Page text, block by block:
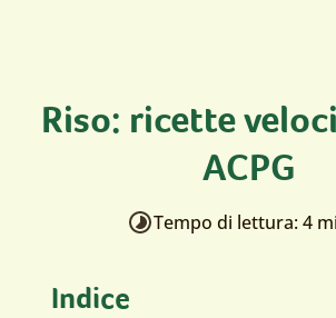
Riso: ricette
ACPG
Tempo di lettura: 4
Indice